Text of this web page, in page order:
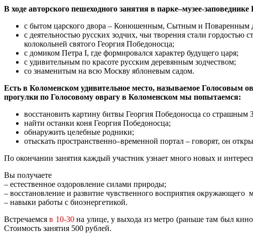
В ходе авторского пешеходного занятия в парке–музее-
с бытом царского двора – Конюшенным, Сытным и Поваренным
с деятельностью русских зодчих, чьи творения стали
колокольней святого Георгия Победоносца;
с домиком Петра I, где формировался характер будущего царя;
с удивительным по красоте русским деревянным зодчеством;
со знаменитым на всю Москву яблоневым садом.
Есть в Коломенском удивительное место, называемое Голосовым
прогулки по Голосовому оврагу в Коломенском мы попытаемся:
восстановить картину битвы Георгия Победоносца со страшным
найти останки коня Георгия Победоносца;
обнаружить целебные родники;
отыскать пространственно–временной портал – говорят, он
По окончании занятия каждый участник узнает много новых и
Вы получаете
– естественное оздоровление силами природы;
– восстановление и развитие чувственного восприятия окружающего
– навыки работы с биоэнергетикой.
Встречаемсяв 10-30на улице, у выхода из метро (раньше там был
Стоимость занятия 500 рублей.